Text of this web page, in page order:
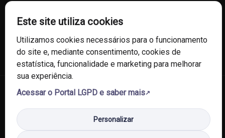
direitos reservados.
Política de Privacidade Mapa do Site
Este site utiliza cookies
Utilizamos cookies necessários para o funcionamento
do site e, mediante consentimento, cookies de
estatística, funcionalidade e marketing para melhorar
sua experiência.
Acessar o Portal LGPD e saber mais
Personalizar